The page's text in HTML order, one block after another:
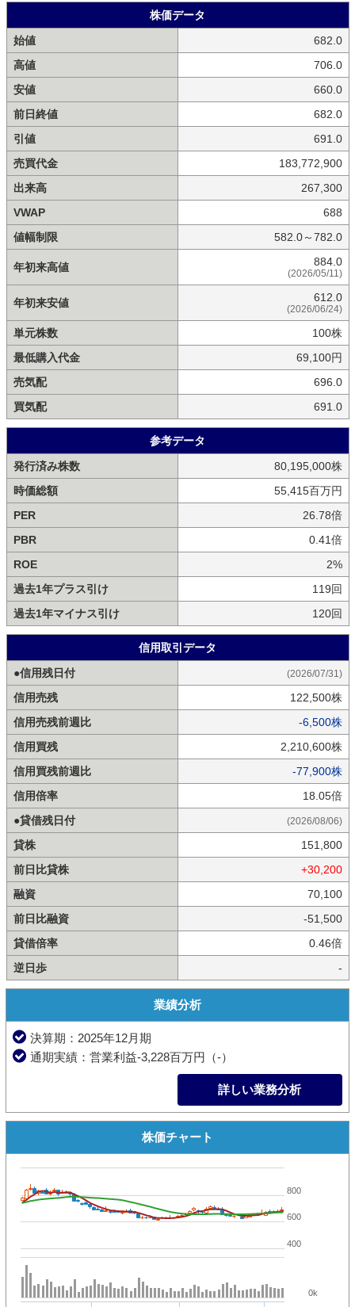
株価データ
始値
682.0
高値
706.0
安値
660.0
前日終値
682.0
引値
691.0
売買代金
183,772,900
出来高
267,300
VWAP
688
値幅制限
582.0～782.0
年初来高値 884.0
(2026/05/11)
年初来安値 612.0
(2026/06/24)
単元株数
100株
最低購入代金
69,100円
売気配
696.0
買気配
691.0
参考データ
発行済み株数
80,195,000株
時価総額
55,415百万円
PER
26.78倍
PBR
0.41倍
ROE
2%
過去1年プラス引け
119回
過去1年マイナス引け
120回
信用取引データ
●信用残日付
(2026/07/31)
信用売残
122,500株
信用売残前週比
-6,500株
信用買残
2,210,600株
信用買残前週比
-77,900株
信用倍率
18.05倍
●貸借残日付
(2026/08/06)
貸株
151,800
前日比貸株
+30,200
融資
70,100
前日比融資
-51,500
貸借倍率
0.46倍
逆日歩
-
業績分析
決算期：2025年12月期
通期実績：営業利益-3,228百万円（-）
詳しい業務分析
株価チャート
400
600
800
0k